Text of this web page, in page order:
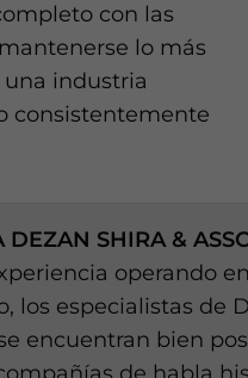
con las
lo más
industria
consistentemente
SHIRA &
operando
los especialistas de
encuentran bien
de habla